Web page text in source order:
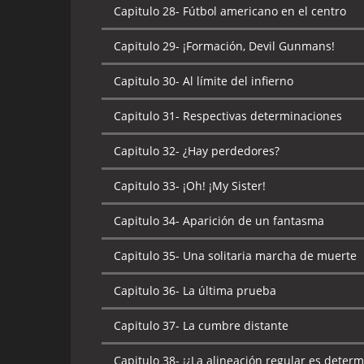
Capitulo 28- Fútbol americano en el centro
Capitulo 29- ¡Formación, Devil Gunmans!
Capitulo 30- Al límite del infierno
Capitulo 31- Respectivas determinaciones
Capitulo 32- ¿Hay perdedores?
Capitulo 33- ¡Oh! ¡My Sister!
Capitulo 34- Aparición de un fantasma
Capitulo 35- Una solitaria marcha de muerte
Capitulo 36- La última prueba
Capitulo 37- La cumbre distante
Capitulo 38- ¡¿La alineación regular es